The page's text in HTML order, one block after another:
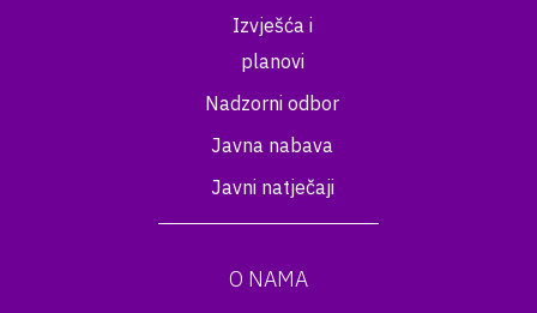
Izvješća i
planovi
Nadzorni odbor
Javna nabava
Javni natječaji
O NAMA